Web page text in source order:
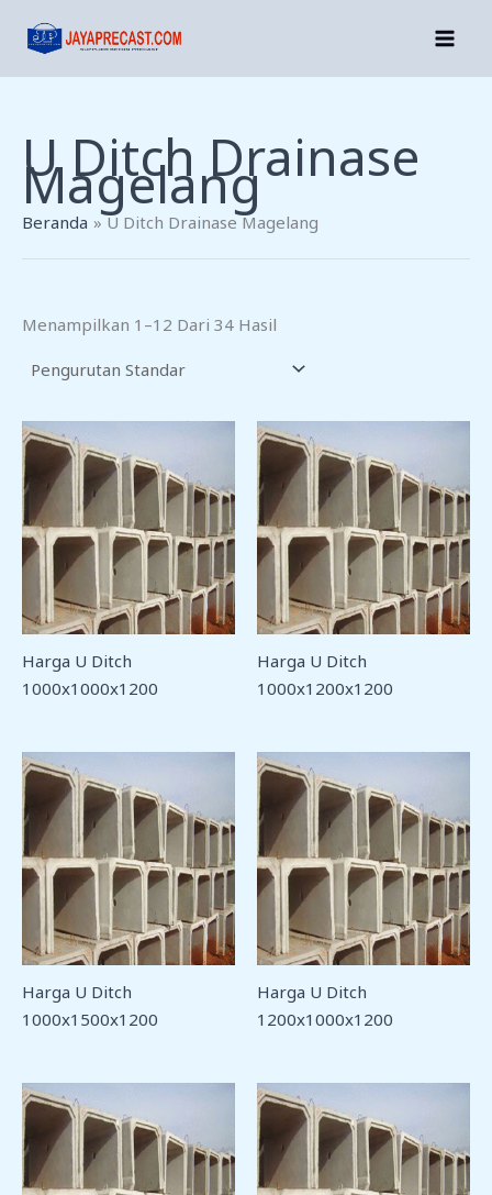
U Ditch Drainase
Magelang
Beranda U Ditch Drainase Magelang
Menampilkan 1–12 Dari 34 Hasil
Harga U Ditch
1000x1000x1200
Harga U Ditch
1000x1200x1200
Harga U Ditch
1000x1500x1200
Harga U Ditch
1200x1000x1200